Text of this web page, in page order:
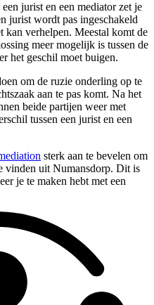
jurist en een mediator zet je
jurist wordt pas ingeschakeld
kan verhelpen. Meestal komt de
meer mogelijk is tussen de
het geschil moet buigen.
om de ruzie onderling op te
aan te pas komt. Na het
beide partijen weer met
tussen een jurist en een
sterk aan te bevelen om
vinden uit Numansdorp. Dit is
je te maken hebt met een